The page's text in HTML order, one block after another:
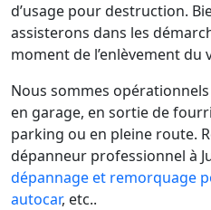
d’usage pour destruction.
assisterons dans les
moment de l’enlèvement du
Nous sommes
en garage, en sortie de
parking ou en pleine route.
dépanneur professionnel à
dépannage et remorquage
autocar, etc..